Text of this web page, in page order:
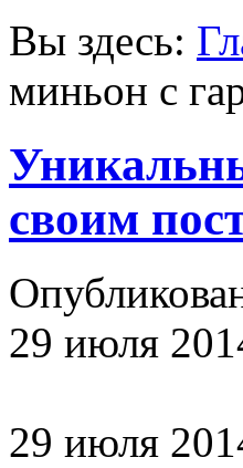
Вы здесь:
миньон с
своим
29 июля
29 июля